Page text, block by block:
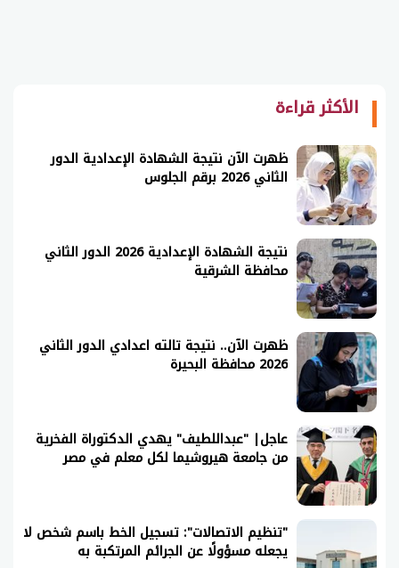
الأكثر قراءة
ظهرت الآن نتيجة الشهادة الإعدادية الدور
الثاني 2026 برقم الجلوس
نتيجة الشهادة الإعدادية 2026 الدور الثاني
محافظة الشرقية
ظهرت الآن.. نتيجة تالته اعدادي الدور الثاني
2026 محافظة البحيرة
عاجل| "عبداللطيف" يهدي الدكتوراة الفخرية
من جامعة هيروشيما لكل معلم في مصر
"تنظيم الاتصالات": تسجيل الخط باسم شخص لا
يجعله مسؤولًا عن الجرائم المرتكبة به